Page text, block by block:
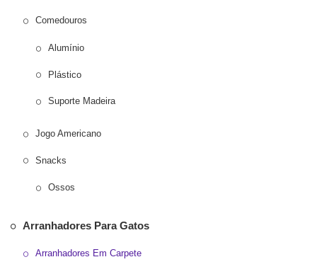
Comedouros
Alumínio
Plástico
Suporte Madeira
Jogo Americano
Snacks
Ossos
Arranhadores Para Gatos
Arranhadores Em Carpete